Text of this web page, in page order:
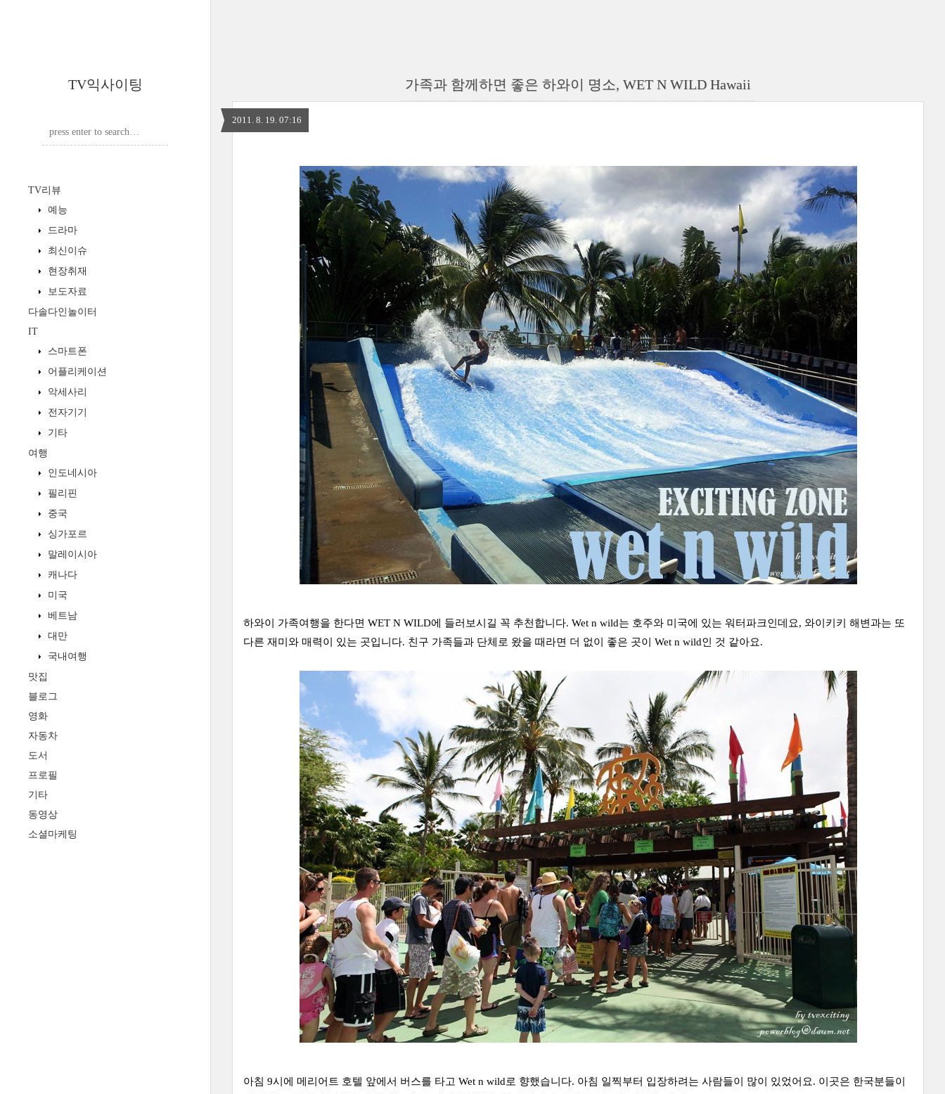
TV익사이팅
TV리뷰
예능
드라마
최신이슈
현장취재
보도자료
다솔다인놀이터
IT
스마트폰
어플리케이션
악세사리
전자기기
기타
여행
인도네시아
필리핀
중국
싱가포르
말레이시아
캐나다
미국
베트남
대만
국내여행
맛집
블로그
영화
자동차
도서
프로필
기타
동영상
소셜마케팅
가족과 함께하면 좋은 하와이 명소, WET N WILD Hawaii
2011. 8. 19. 07:16
하와이 가족여행을 한다면 WET N WILD에 들러보시길 꼭 추천합니다. Wet n wild는 호주와 미국에 있는 워터파크인데요, 와이키키 해변과는 또
다른 재미와 매력이 있는 곳입니다. 친구 가족들과 단체로 왔을 때라면 더 없이 좋은 곳이 Wet n wild인 것 같아요.
아침 9시에 메리어트 호텔 앞에서 버스를 타고 Wet n wild로 향했습니다. 아침 일찍부터 입장하려는 사람들이 많이 있었어요. 이곳은 한국분들이